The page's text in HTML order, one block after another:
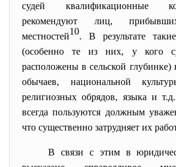
судей квалификационные
рекомендуют лиц,
местностей10. В результате
(особенно те из них, у кого
расположены в сельской
обычаев, национальной
религиозных обрядов, языка и
всегда пользуются должным
что существенно затрудняет их
В связи с этим в